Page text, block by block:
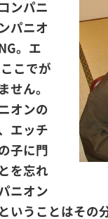
ンパニ
パニオ
。エ
こでが
せん。
オンの
エッチ
子に門
を忘れ
ニオン
いうことはその